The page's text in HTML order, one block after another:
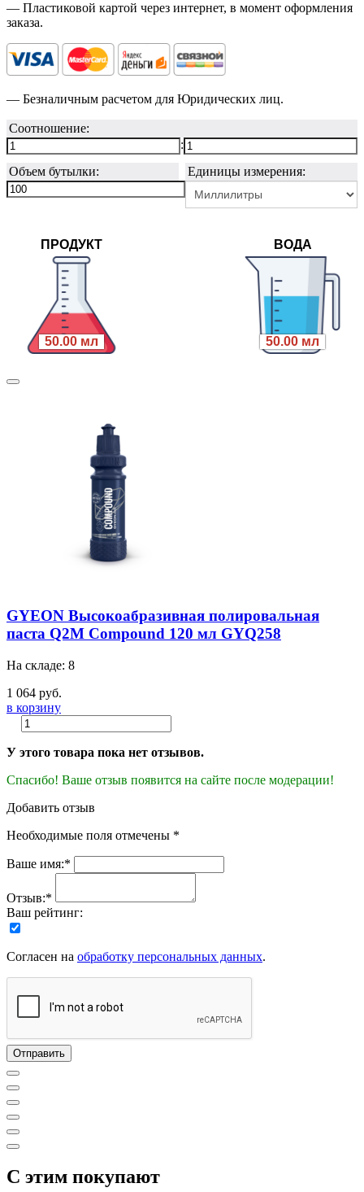
— Пластиковой картой через интернет, в момент оформления
заказа.
— Безналичным расчетом для Юридических лиц.
Соотношение:
:
Объем бутылки:
Единицы измерения:
ПРОДУКТ
50.00 мл
ВОДА
50.00 мл
GYEON Высокоабразивная полировальная
паста Q2M Compound 120 мл GYQ258
На складе: 8
1 064 руб.
в корзину
У этого товара пока нет отзывов.
Спасибо! Ваше отзыв появится на сайте после модерации!
Добавить отзыв
Необходимые поля отмечены *
Ваше имя:*
Отзыв:*
Ваш рейтинг:
Согласен на обработку персональных данных.
C этим покупают